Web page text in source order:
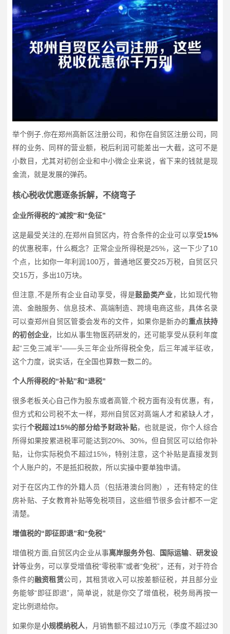
举个例子,你在郑州高新区注册公司，和你在自贸区注册公司，同
样的业务、同样的营业额，税后利润可能差出一大截，这可不是
小数目，尤其对初创企业和中小微企业来说，省下来的钱就是现
金流，就是发展的弹药。
核心税收优惠逐条拆解，不绕弯子
企业所得税的“减按”和“免征”
这是最受关注的,在郑州自贸区内，符合条件的企业可以享受15%
的优惠税率，什么概念？正常企业所得税是25%，这一下少了10
个点，比如你一年利润100万，普通地区要交25万税，自贸区只
交15万，多出10万块。
但注意,不是所有企业自动享受，得是鼓励类产业，比如现代物
流、金融服务、信息技术、高端制造、跨境电商这些，具体名录
可以查郑州自贸区管委会发布的文件，如果你是新办的重点扶持
的初创企业，比如从事生物医药研发的，还可能享受从获利年度
起“三免三减半”——头三年企业所得税全免，后三年减半征收，
这个力度，说实话，在全国也算数一数二的。
个人所得税的“补贴”和“退税”
很多老板关心自己作为股东或者高管,个税方面有没有优惠，有，
但方式和公司税不太一样，郑州自贸区对高端人才和紧缺人才，
实行个税超过15%的部分给予财政补贴，也就是说，你个人综合
所得如果按累进税率可能达到20%、30%，但自贸区可以给你补
贴，让你实际税负不超过15%，特别注意，这个补贴是直接发到
个人账户的，不是抵扣税款，所以实操中要单独申请。
对于在区内工作的外籍人员（包括港澳台同胞），还有特定的住
房补贴、子女教育补贴等免税项目，这些细节很多会计都不一定
清楚。
增值税的“即征即退”和“免税”
增值税方面,自贸区内企业从事离岸服务外包、 国际运输、 研发设
计等业务，可以享受增值税“零税率”或者“免税”，还有，对于符合
条件的融资租赁公司，其租赁收入可以按差额征税，并且部分业
务能够“即征即退”，简单说，就是你交了增值税，税务局再按一
定比例退给你。
如果你是小规模纳税人，月销售额不超过10万元（季度不超过30